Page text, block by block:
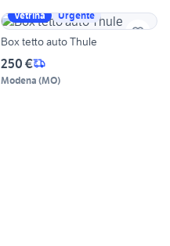
Vetrina Urgente
Box tetto auto Thule
250 €
Modena (MO)